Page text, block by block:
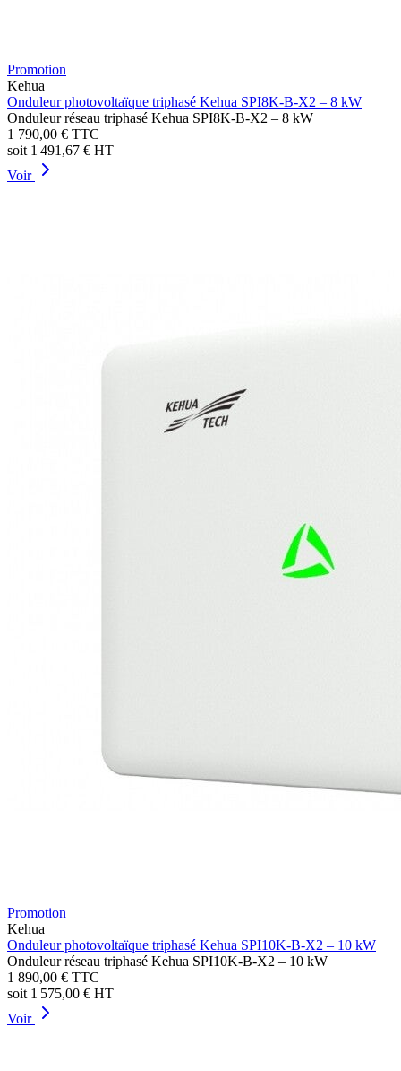
Promotion
Kehua
Onduleur photovoltaïque triphasé Kehua SPI8K-B-X2 – 8 kW
Onduleur réseau triphasé Kehua SPI8K-B-X2 – 8 kW
1 790,00 € TTC
soit 1 491,67 € HT
Voir
Promotion
Kehua
Onduleur photovoltaïque triphasé Kehua SPI10K-B-X2 – 10 kW
Onduleur réseau triphasé Kehua SPI10K-B-X2 – 10 kW
1 890,00 € TTC
soit 1 575,00 € HT
Voir